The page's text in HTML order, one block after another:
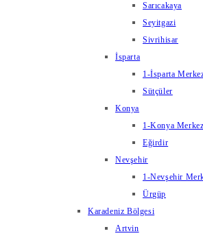
Sarıcakaya
Seyitgazi
Sivrihisar
İsparta
1-İsparta
Sütçüler
Konya
1-Konya Merkez
Eğirdir
Nevşehir
1-Nevşehir
Ürgüp
Karadeniz Bölgesi
Artvin